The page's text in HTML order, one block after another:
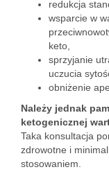
redukcja
wsparcie w
keto,
sprzyjanie
uczucia
obniżenie
Należy jednak
ketogenicznej
Taka konsultacja
zdrowotne i
stosowaniem.